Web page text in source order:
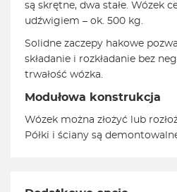
są skrętne, dwa stałe. Wózek
udźwigiem – ok. 500 kg.
Solidne zaczepy hakowe
składanie i rozkładanie bez
trwałość wózka.
Modułowa konstrukcja
Wózek można złożyć lub
Półki i ściany są